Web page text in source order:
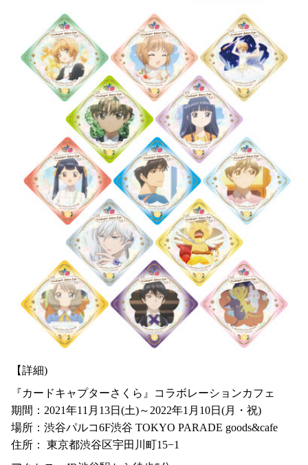
【詳細)
『カードキャプターさくら』コラボレーションカフェ
期間：2021年11月13日(土)～2022年1月10日(月・祝)
場所：渋谷パルコ6F渋谷 TOKYO PARADE goods&cafe
住所： 東京都渋谷区宇田川町15−1